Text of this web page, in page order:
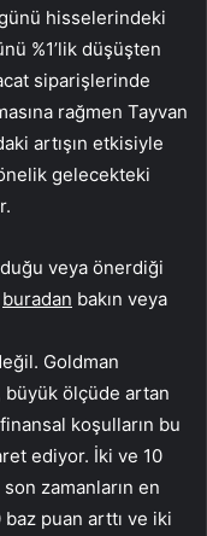
günü hisselerindeki
%1’lik düşüşten
siparişlerinde
rağmen Tayvan
artışın etkisiyle
gelecekteki
veya önerdiği
buradan bakın veya
Goldman
büyük ölçüde artan
koşulların bu
ediyor. İki ve 10
zamanların en
puan arttı ve iki